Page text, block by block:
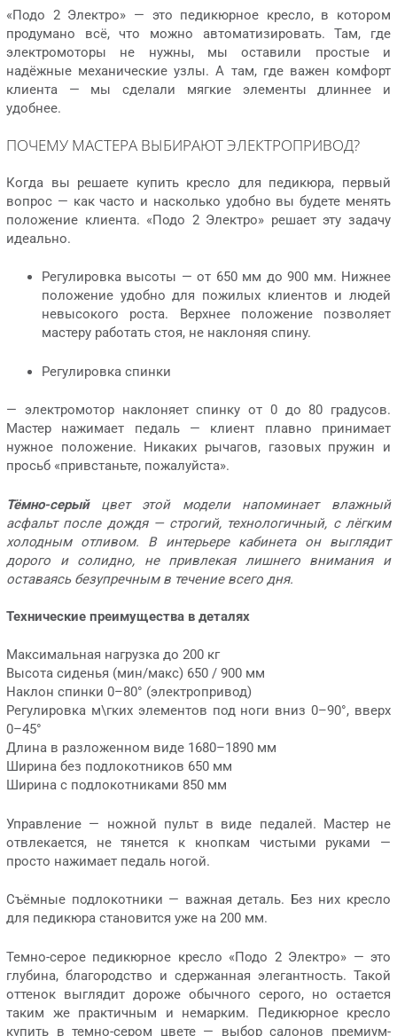
«Подо 2 Электро» — это педикюрное кресло, в котором
продумано всё, что можно автоматизировать. Там, где
электромоторы не нужны, мы оставили простые и
надёжные механические узлы. А там, где важен комфорт
клиента — мы сделали мягкие элементы длиннее и
удобнее.
ПОЧЕМУ МАСТЕРА ВЫБИРАЮТ ЭЛЕКТРОПРИВОД?
Когда вы решаете купить кресло для педикюра, первый
вопрос — как часто и насколько удобно вы будете менять
положение клиента. «Подо 2 Электро» решает эту задачу
идеально.
Регулировка высоты — от 650 мм до 900 мм. Нижнее
положение удобно для пожилых клиентов и людей
невысокого роста. Верхнее положение позволяет
мастеру работать стоя, не наклоняя спину.
Регулировка спинки
— электромотор наклоняет спинку от 0 до 80 градусов.
Мастер нажимает педаль — клиент плавно принимает
нужное положение. Никаких рычагов, газовых пружин и
просьб «привстаньте, пожалуйста».
Тёмно-серыйцвет этой модели напоминает влажный
асфальт после дождя — строгий, технологичный, с лёгким
холодным отливом. В интерьере кабинета он выглядит
дорого и солидно, не привлекая лишнего внимания и
оставаясь безупречным в течение всего дня.
Технические преимущества в деталях
Максимальная нагрузка до 200 кг
Высота сиденья (мин/макс) 650 / 900 мм
Наклон спинки 0–80° (электропривод)
Регулировка м\гких элементов под ноги вниз 0–90°, вверх
0–45°
Длина в разложенном виде 1680–1890 мм
Ширина без подлокотников 650 мм
Ширина с подлокотниками 850 мм
Управление — ножной пульт в виде педалей. Мастер не
отвлекается, не тянется к кнопкам чистыми руками —
просто нажимает педаль ногой.
Съёмные подлокотники — важная деталь. Без них кресло
для педикюра становится уже на 200 мм.
Темно-серое педикюрное кресло «Подо 2 Электро» — это
глубина, благородство и сдержанная элегантность. Такой
оттенок выглядит дороже обычного серого, но остается
таким же практичным и немарким. Педикюрное кресло
купить в темно-сером цвете — выбор салонов премиум-